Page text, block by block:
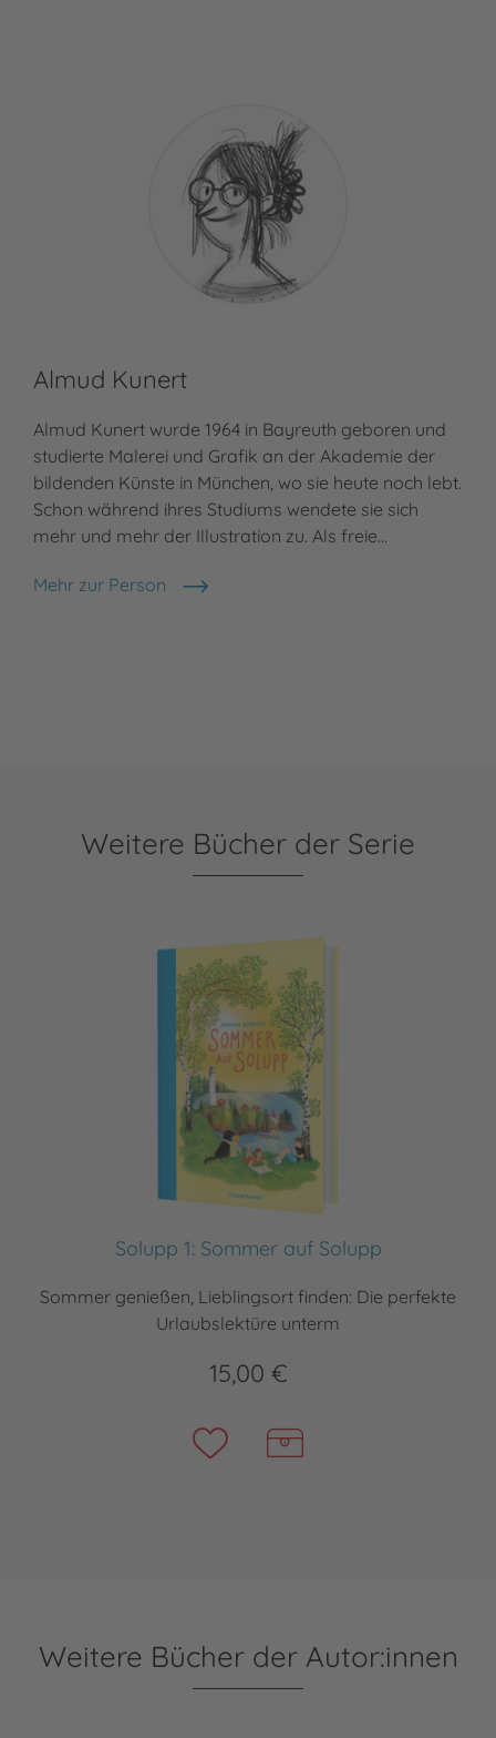
Almud Kunert
Almud Kunert wurde 1964 in Bayreuth geboren und
studierte Malerei und Grafik an der Akademie der
bildenden Künste in München, wo sie heute noch lebt.
Schon während ihres Studiums wendete sie sich
mehr und mehr der Illustration zu. Als freie…
Mehr zur Person
Almud Kunert
Weitere Bücher der Serie
Solupp 1: Sommer auf Solupp
Sommer genießen, Lieblingsort finden: Die perfekte
Urlaubslektüre unterm
15,00 €
Weitere Bücher der Autor:innen